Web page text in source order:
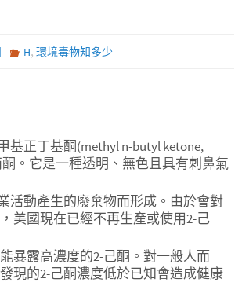
H, 環境毒物知多少
基正丁基酮(methyl n-butyl ketone,
酮。它是一種透明、無色且具有刺鼻氣
活動產生的廢棄物而形成。由於會對
美國現在已經不再生產或使用2-己
暴露高濃度的2-己酮。對一般人而
現的2-己酮濃度低於已知會造成健康